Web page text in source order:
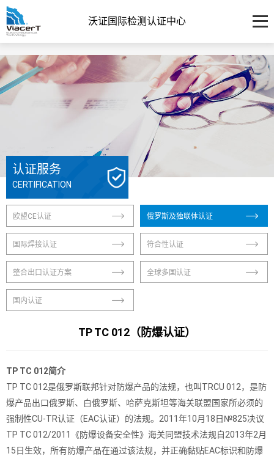
沃证国际检测认证中心
认证服务
CERTIFICATION
欧盟CE认证 俄罗斯及独联体认证
国际焊接认证 符合性认证
整合出口认证方案 全球多国认证
国内认证
TP TC 012（防爆认证）
TP TC 012简介
TP TC 012是俄罗斯联邦针对防爆产品的法规，也叫TRCU 012，是防
爆产品出口俄罗斯、白俄罗斯、哈萨克斯坦等海关联盟国家所必须的
强制性CU-TR认证（EAC认证）的法规。2011年10月18日№825决议
TP TC 012/2011《防爆设备安全性》海关同盟技术法规自2013年2月
15日生效，所有防爆产品在通过该法规，并正确黏贴EAC标识和防爆